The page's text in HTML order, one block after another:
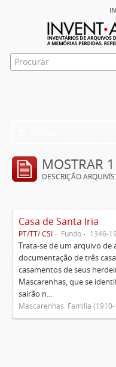
MOSTRAR
DESCRIÇÃO
Casa de Santa Iria
PT/TT/ CSI Fundo 1346-
Trata-se de um arquivo
documentação de três
casamentos de seus
Mascarenhas, que se
sairão n...
Mascarenhas. Família